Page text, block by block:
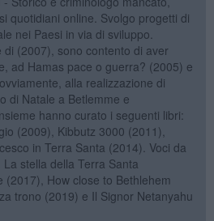
quotidiani online. Svolgo progetti di
nei Paesi in via di sviluppo.
(2007), sono contento di aver
ad Hamas pace o guerra? (2005) e
alla realizzazione di
di Natale a Betlemme e
hanno curato i seguenti libri:
(2009), Kibbutz 3000 (2011),
in Terra Santa (2014). Voci da
stella della Terra Santa
(2017), How close to Bethlehem
trono (2019) e Il Signor Netanyahu